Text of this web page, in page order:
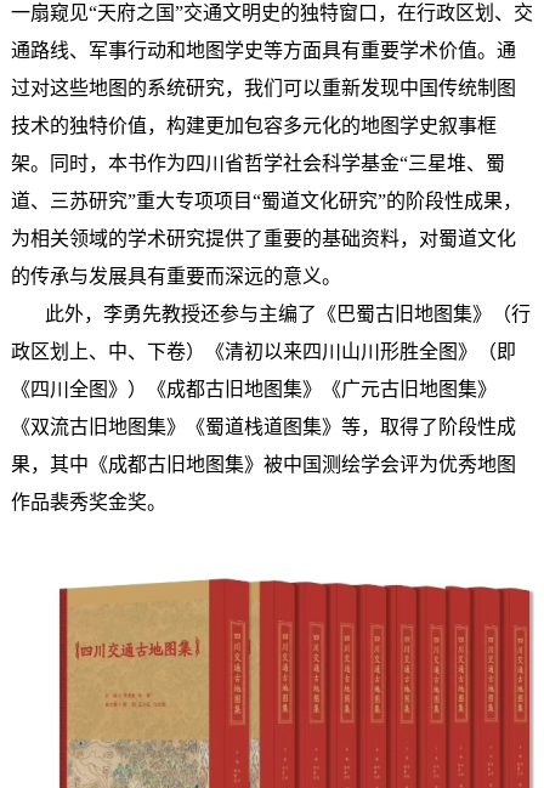
一扇窥见“天府之国”交通文明史的独特窗口，在行政区划、交
通路线、军事行动和地图学史等方面具有重要学术价值。通
过对这些地图的系统研究，我们可以重新发现中国传统制图
技术的独特价值，构建更加包容多元化的地图学史叙事框
架。同时，本书作为四川省哲学社会科学基金“三星堆、蜀
道、三苏研究”重大专项项目“蜀道文化研究”的阶段性成果，
为相关领域的学术研究提供了重要的基础资料，对蜀道文化
的传承与发展具有重要而深远的意义。
此外，李勇先教授还参与主编了《巴蜀古旧地图集》（行
政区划上、中、下卷）《清初以来四川山川形胜全图》（即
《四川全图》）《成都古旧地图集》《广元古旧地图集》
《双流古旧地图集》《蜀道栈道图集》等，取得了阶段性成
果，其中《成都古旧地图集》被中国测绘学会评为优秀地图
作品裴秀奖金奖。